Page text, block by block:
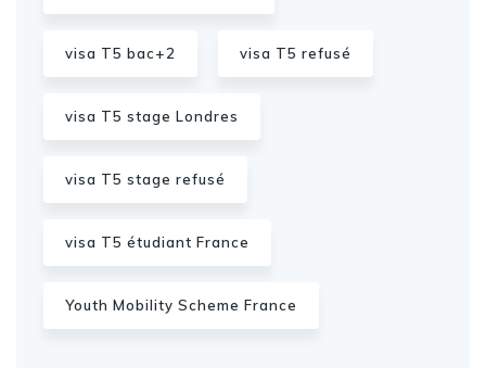
visa T5 bac+2 visa T5 refusé
visa T5 stage Londres
visa T5 stage refusé
visa T5 étudiant France
Youth Mobility Scheme France